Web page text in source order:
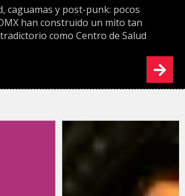
caguamas y post-punk: pocos
han construido un mito tan
como Centro de Salud